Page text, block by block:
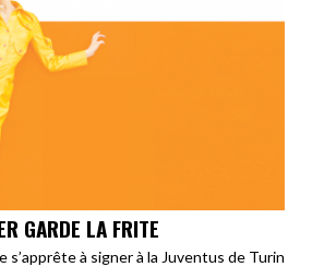
GARDE LA FRITE
s’apprête à signer à la Juventus de Turin